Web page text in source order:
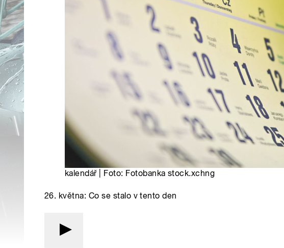
kalendář | Foto: Fotobanka stock.xchng
26. května: Co se stalo v tento den